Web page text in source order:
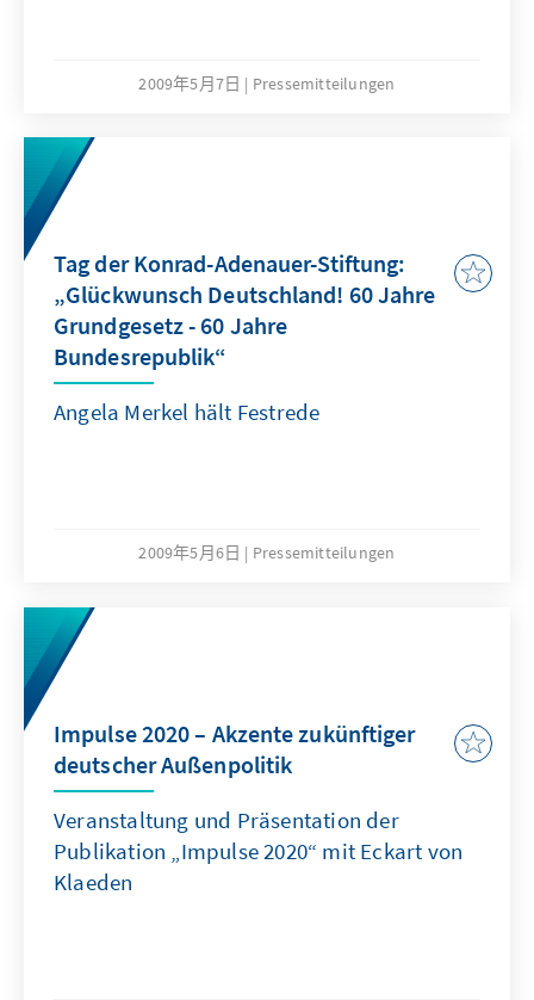
2009年5月7日 Pressemitteilungen
Tag der Konrad-Adenauer-Stiftung:
„Glückwunsch Deutschland! 60 Jahre
Grundgesetz - 60 Jahre
Bundesrepublik“
Angela Merkel hält Festrede
2009年5月6日 Pressemitteilungen
Impulse 2020 – Akzente zukünftiger
deutscher Außenpolitik
Veranstaltung und Präsentation der
Publikation „Impulse 2020“ mit Eckart von
Klaeden